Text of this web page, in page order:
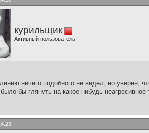
курильщик
Активный пользователь
ничего подобного не видел, но уверен,
бы глянуть на какое-нибудь